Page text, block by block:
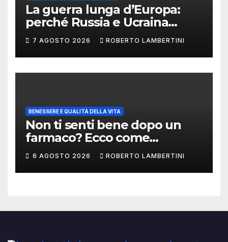
La guerra lunga d’Europa:
perché Russia e Ucraina
potrebbero restare in
conflitto per quarant’anni
7 AGOSTO 2026 ROBERTO LAMBERTINI
BENESSERE E QUALITÀ DELLA VITA
Non ti senti bene dopo un
farmaco? Ecco come
segnalare una sospetta
reazione avversa
6 AGOSTO 2026 ROBERTO LAMBERTINI